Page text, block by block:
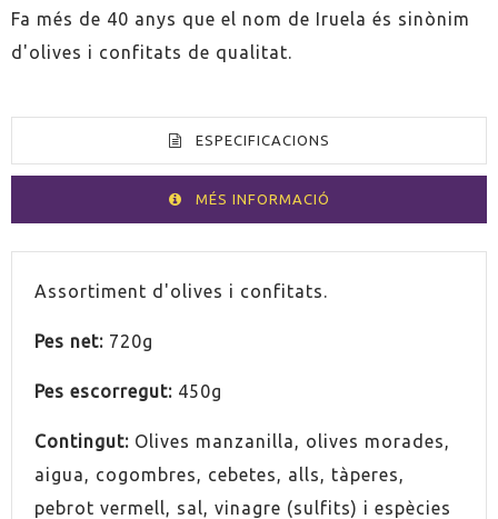
Fa més de 40 anys que el nom de Iruela és sinònim
d'olives i confitats de qualitat.
ESPECIFICACIONS
MÉS INFORMACIÓ
PAÍS
PRODUCTE VEGÀ
SENSE GLUTEN
Assortiment d'olives i confitats.
Pes net: 720g
Pes escorregut: 450g
Contingut: Olives manzanilla, olives morades,
aigua, cogombres, cebetes, alls, tàperes,
pebrot vermell, sal, vinagre (sulfits) i espècies